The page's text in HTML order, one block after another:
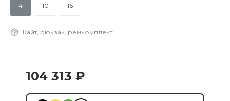
4 10 16
Кайт, рюкзак, ремкомплект
104 313 ₽